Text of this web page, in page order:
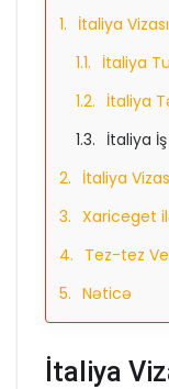
İtaliya
İtaliya
İtaliya
İtaliya İş
İtaliya
Xariceget
Tez-tez
Nəticə
İtaliya